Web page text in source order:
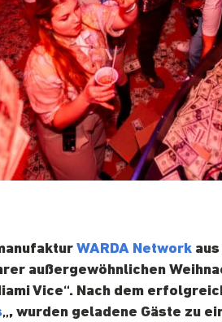
WARDA Network
außergewöhnlichen
Vice“. Nach dem
„, wurden geladene Gäste zu